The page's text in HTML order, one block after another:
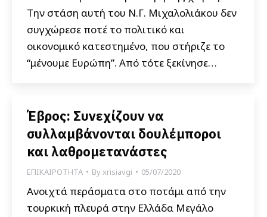
Την στάση αυτή του Ν.Γ. Μιχαλολιάκου δεν
συγχώρεσε ποτέ το πολιτικό και
οικονομικό κατεστημένο, που στήριζε το
“μένουμε Ευρώπη”. Από τότε ξεκίνησε…
Έβρος: Συνεχίζουν να
συλλαμβάνονται δουλέμποροι
και λαθρομετανάστες
ΕΠΙΚΑΙΡΟΤΗΤΑ Byxrisiavgi 05/07/2020
Ανοιχτά περάσματα στο ποτάμι από την
τουρκική πλευρά στην Ελλάδα Μεγάλο